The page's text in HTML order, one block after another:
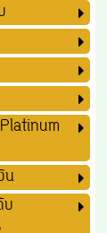
น
บ